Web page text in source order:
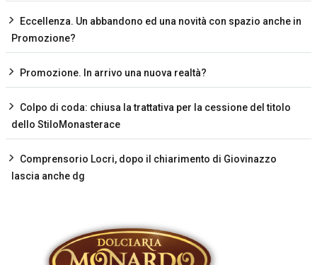
Eccellenza. Un abbandono ed una novità con spazio anche in
Promozione?
Promozione. In arrivo una nuova realtà?
Colpo di coda: chiusa la trattativa per la cessione del titolo
dello StiloMonasterace
Comprensorio Locri, dopo il chiarimento di Giovinazzo
lascia anche dg